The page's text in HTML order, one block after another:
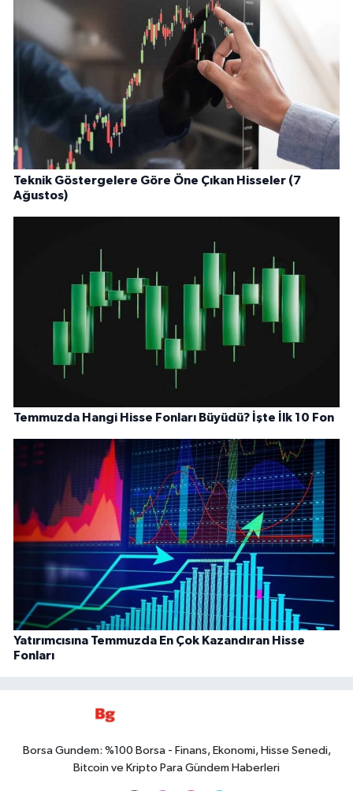
Teknik Göstergelere Göre Öne Çıkan Hisseler (7
Ağustos)
Temmuzda Hangi Hisse Fonları Büyüdü? İşte İlk 10 Fon
Yatırımcısına Temmuzda En Çok Kazandıran Hisse
Fonları
Borsa Gundem: %100 Borsa - Finans, Ekonomi, Hisse Senedi,
Bitcoin ve Kripto Para Gündem Haberleri